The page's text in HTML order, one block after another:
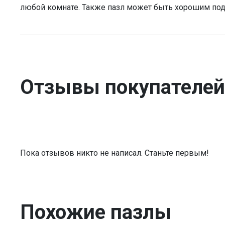
любой комнате. Также пазл может быть хорошим
Отзывы покупателей
Пока отзывов никто не написал. Станьте первым!
Похожие пазлы